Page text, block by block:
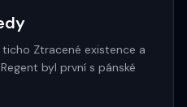
Ztracené existence a
byl první s pánské